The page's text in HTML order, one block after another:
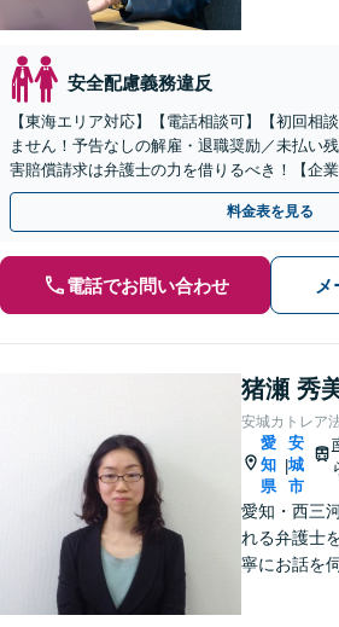
安全配慮義務違反
【東海エリア対応】【電話相談可】【初回相
ません！予告なしの解雇・退職奨励／未払い
害賠償請求は弁護士の力を借りるべき！【企
従業員トラブルは、慎重な対処が必要です【
料金表を見る
電話でお問い合わせ
猪瀬 秀
安城カトレア
愛
知
県
|
安
城
市
愛知・西三
れる弁護士
寧にお話を